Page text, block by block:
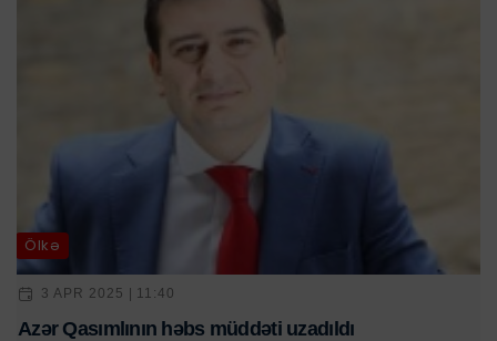
Ölkə
3 APR 2025 | 11:40
Azər Qasımlının həbs müddəti uzadıldı